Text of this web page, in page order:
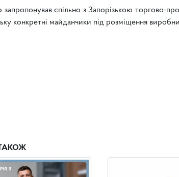
запропонував спільно з Запорізькою торгово-
конкретні майданчики під розміщення